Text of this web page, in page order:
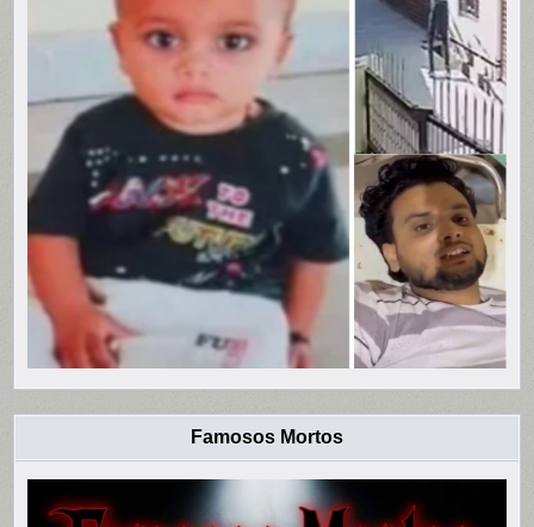
Famosos Mortos